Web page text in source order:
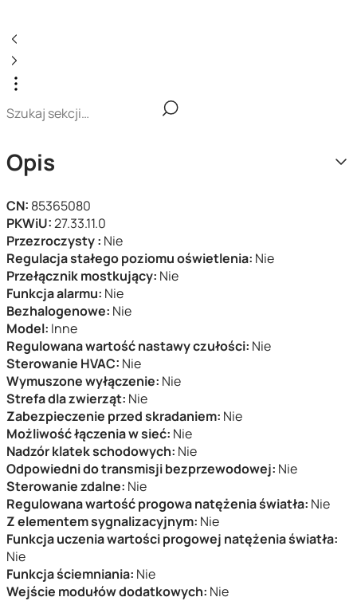
Opis
CN: 85365080
PKWiU:27.33.11.0
Przezroczysty : Nie
Regulacja stałego poziomu oświetlenia: Nie
Przełącznik mostkujący: Nie
Funkcja alarmu: Nie
Bezhalogenowe: Nie
Model: Inne
Regulowana wartość nastawy czułości: Nie
Sterowanie HVAC: Nie
Wymuszone wyłączenie: Nie
Strefa dla zwierząt: Nie
Zabezpieczenie przed skradaniem: Nie
Możliwość łączenia w sieć: Nie
Nadzór klatek schodowych: Nie
Odpowiedni do transmisji bezprzewodowej: Nie
Sterowanie zdalne: Nie
Regulowana wartość progowa natężenia światła: Nie
Z elementem sygnalizacyjnym: Nie
Funkcja uczenia wartości progowej natężenia światła:
Nie
Funkcja ściemniania: Nie
Wejście modułów dodatkowych: Nie